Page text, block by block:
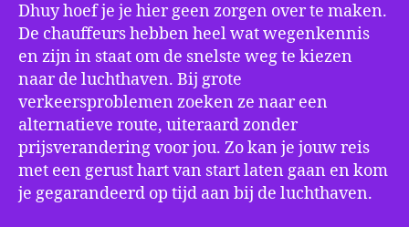
Dhuy hoef je je hier geen zorgen over te maken.
De chauffeurs hebben heel wat wegenkennis
en zijn in staat om de snelste weg te kiezen
naar de luchthaven. Bij grote
verkeersproblemen zoeken ze naar een
alternatieve route, uiteraard zonder
prijsverandering voor jou. Zo kan je jouw reis
met een gerust hart van start laten gaan en kom
je gegarandeerd op tijd aan bij de luchthaven.